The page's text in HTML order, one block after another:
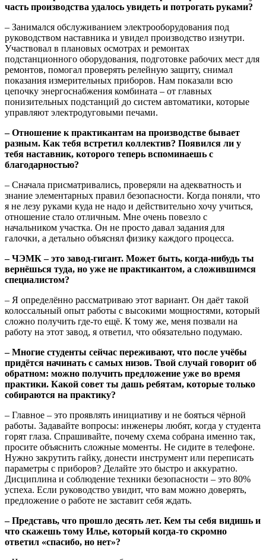
часть производства удалось увидеть и потрогать руками?
– Занимался обслуживанием электрооборудования под
руководством наставника и увидел производство изнутри.
Участвовал в плановых осмотрах и ремонтах
подстанционного оборудования, подготовке рабочих мест для
ремонтов, помогал проверять релейную защиту, снимал
показания измерительных приборов. Нам показали всю
цепочку энергоснабжения комбината – от главных
понизительных подстанций до систем автоматики, которые
управляют электродуговыми печами.
– Отношение к практикантам на производстве бывает
разным. Как тебя встретил коллектив? Появился ли у
тебя наставник, которого теперь вспоминаешь с
благодарностью?
– Сначала присматривались, проверяли на адекватность и
знание элементарных правил безопасности. Когда поняли, что
я не лезу руками куда не надо и действительно хочу учиться,
отношение стало отличным. Мне очень повезло с
начальником участка. Он не просто давал задания для
галочки, а детально объяснял физику каждого процесса.
– ЧЭМК – это завод-гигант. Может быть, когда-нибудь ты
вернёшься туда, но уже не практикантом, а сложившимся
специалистом?
– Я определённо рассматриваю этот вариант. Он даёт такой
колоссальный опыт работы с высокими мощностями, который
сложно получить где-то ещё. К тому же, меня позвали на
работу на этот завод, я ответил, что обязательно подумаю.
– Многие студенты сейчас переживают, что после учёбы
придётся начинать с самых низов. Твой случай говорит об
обратном: можно получить предложение уже во время
практики. Какой совет ты дашь ребятам, которые только
собираются на практику?
– Главное – это проявлять инициативу и не бояться чёрной
работы. Задавайте вопросы: инженеры любят, когда у студента
горят глаза. Спрашивайте, почему схема собрана именно так,
просите объяснить сложные моменты. Не сидите в телефоне.
Нужно закрутить гайку, донести инструмент или переписать
параметры с приборов? Делайте это быстро и аккуратно.
Дисциплина и соблюдение техники безопасности – это 80%
успеха. Если руководство увидит, что вам можно доверять,
предложение о работе не заставит себя ждать.
– Представь, что прошло десять лет. Кем ты себя видишь и
что скажешь тому Илье, который когда-то скромно
ответил «спасибо, но нет»?